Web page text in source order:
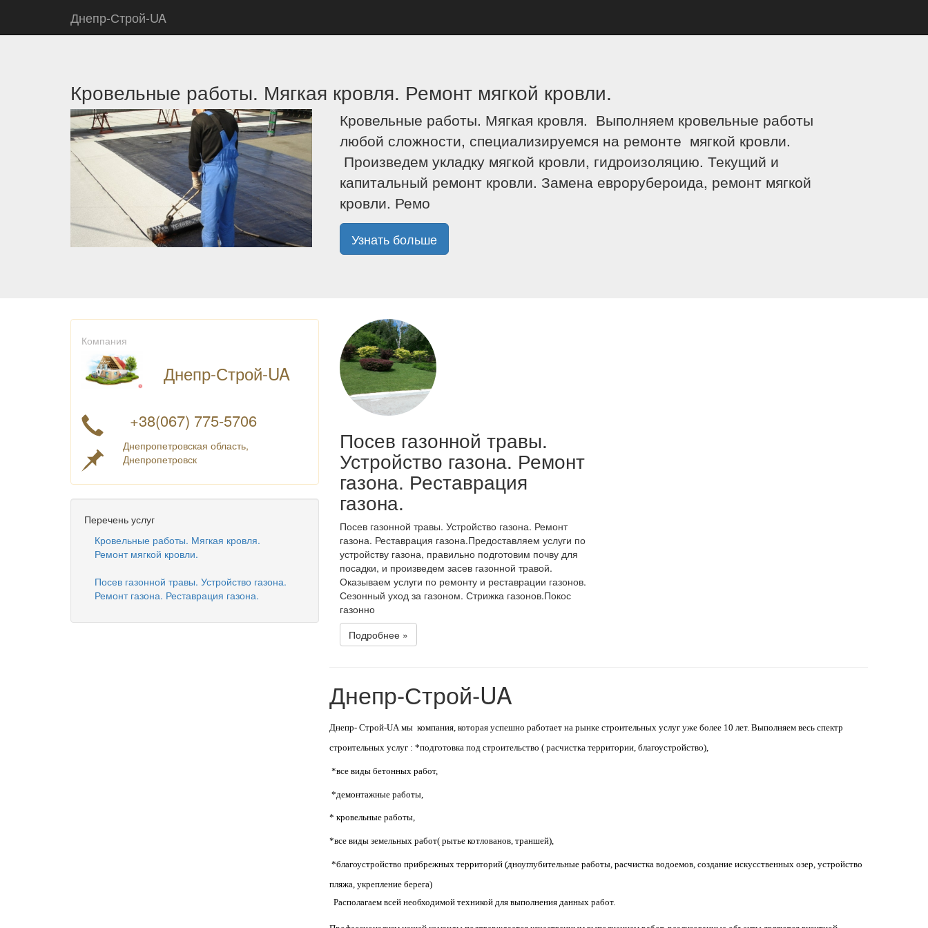
Днепр-Строй-UA
Кровельные работы. Мягкая кровля. Ремонт мягкой кровли.
Кровельные работы. Мягкая кровля. Выполняем кровельные работы
любой сложности, специализируемся на ремонте мягкой кровли.
Произведем укладку мягкой кровли, гидроизоляцию. Текущий и
капитальный ремонт кровли. Замена еврорубероида, ремонт мягкой
кровли. Ремо
Узнать больше
Компания
Днепр-Строй-UA
+38(067) 775-5706
Днепропетровская область,
Днепропетровск
Перечень услуг
Кровельные работы. Мягкая кровля.
Ремонт мягкой кровли.
Посев газонной травы. Устройство газона.
Ремонт газона. Реставрация газона.
Посев газонной травы.
Устройство газона. Ремонт
газона. Реставрация
газона.
Посев газонной травы. Устройство газона. Ремонт
газона. Реставрация газона.Предоставляем услуги по
устройству газона, правильно подготовим почву для
посадки, и произведем засев газонной травой.
Оказываем услуги по ремонту и реставрации газонов.
Сезонный уход за газоном. Стрижка газонов.Покос
газонно
Подробнее »
Днепр-Строй-UA
Днепр- Строй-UA мы компания, которая успешно работает на рынке строительных услуг уже более 10 лет. Выполняем весь спектр
строительных услуг : *подготовка под строительство ( расчистка территории, благоустройство),
*все виды бетонных работ,
*демонтажные работы,
* кровельные работы,
*все виды земельных работ( рытье котлованов, траншей),
*благоустройство прибрежных территорий (дноуглубительные работы, расчистка водоемов, создание искусственных озер, устройство
пляжа, укрепление берега)
Располагаем всей необходимой техникой для выполнения данных работ.